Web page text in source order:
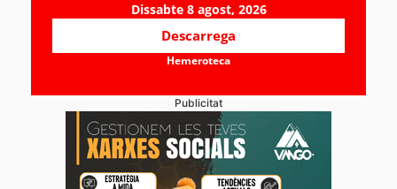
Dissabte 8 agost, 2026
Descarrega
Hemeroteca
Publicitat